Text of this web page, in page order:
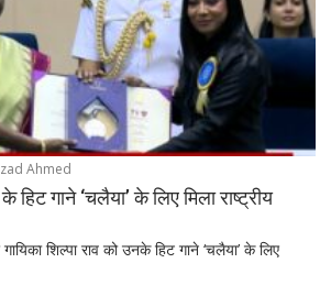
Ahmed
हिट गाने ‘चलैया’ के लिए मिला राष्ट्रीय
शिल्पा राव को उनके हिट गाने ‘चलैया’ के लिए